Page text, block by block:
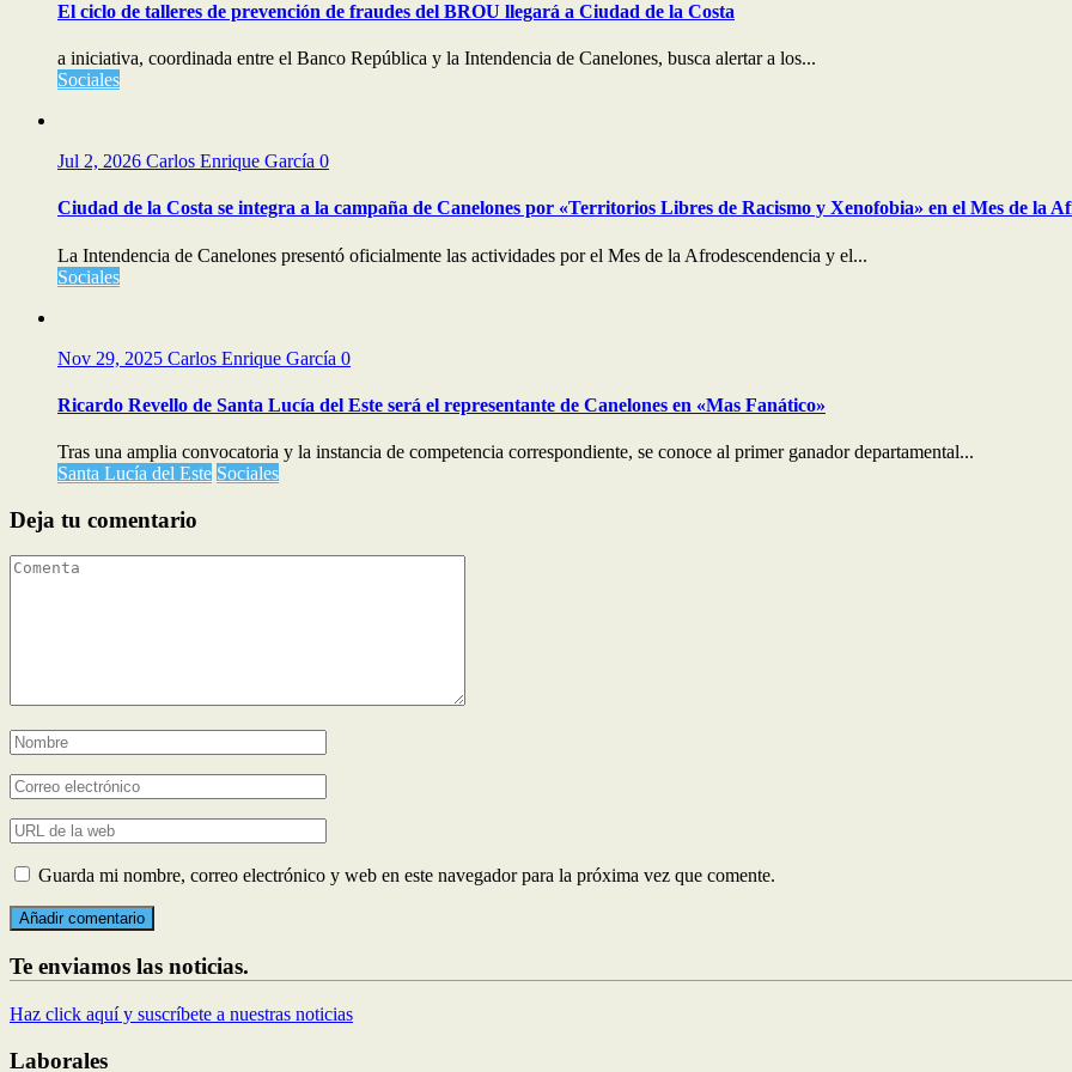
El ciclo de talleres de prevención de fraudes del BROU llegará a Ciudad de la Costa
a iniciativa, coordinada entre el Banco República y la Intendencia de Canelones, busca alertar a los...
Sociales
Jul 2, 2026 Carlos Enrique García 0
Ciudad de la Costa se integra a la campaña de Canelones por «Territorios Libres de Racismo y Xenofobia» en el Mes de la
La Intendencia de Canelones presentó oficialmente las actividades por el Mes de la Afrodescendencia y el...
Sociales
Nov 29, 2025 Carlos Enrique García 0
Ricardo Revello de Santa Lucía del Este será el representante de Canelones en «Mas Fanático»
Tras una amplia convocatoria y la instancia de competencia correspondiente, se conoce al primer ganador departamental...
Santa Lucía del Este Sociales
Deja tu comentario
Guarda mi nombre, correo electrónico y web en este navegador para la próxima vez que comente.
Te enviamos las noticias.
Haz click aquí y suscríbete a nuestras noticias
Laborales